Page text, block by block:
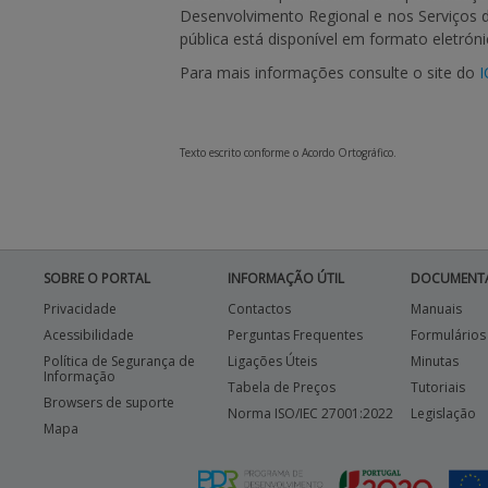
Desenvolvimento Regional e nos
pública está disponível em formato
Para mais informações consulte o site do
Texto escrito conforme o Acordo Ortográfico.
SOBRE O PORTAL
Privacidade
Acessibilidade
Política de Segurança de
Informação
Browsers de suporte
Mapa
INFORMAÇÃO ÚTIL
Contactos
Perguntas Frequentes
Ligações Úteis
Tabela de Preços
Norma ISO/IEC 27001:2022
Manuais
Formulários
Minutas
Tutoriais
Legislação